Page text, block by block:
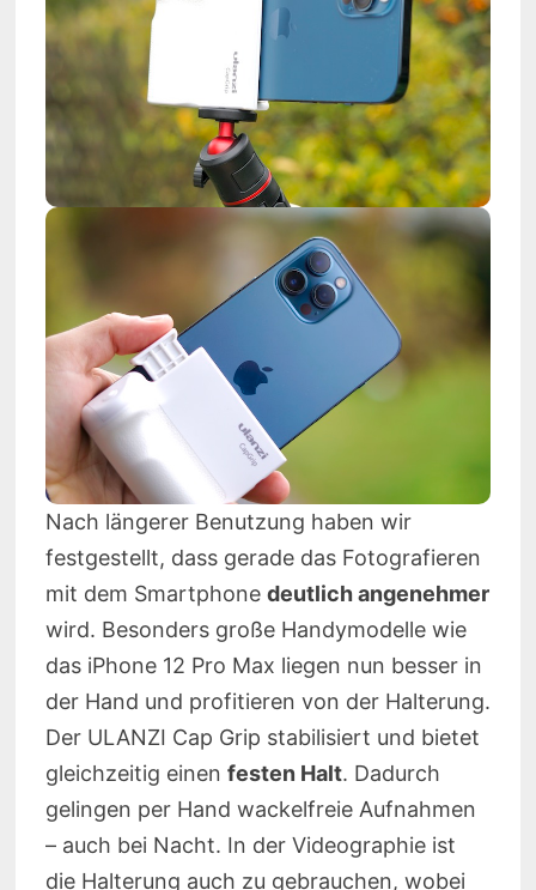
Nach längerer Benutzung haben wir
festgestellt, dass gerade das Fotografieren
mit dem Smartphone deutlich angenehmer
wird. Besonders große Handymodelle wie
das iPhone 12 Pro Max liegen nun besser in
der Hand und profitieren von der Halterung.
Der ULANZI Cap Grip stabilisiert und bietet
gleichzeitig einen festen Halt. Dadurch
gelingen per Hand wackelfreie Aufnahmen
– auch bei Nacht. In der Videographie ist
die Halterung auch zu gebrauchen, wobei